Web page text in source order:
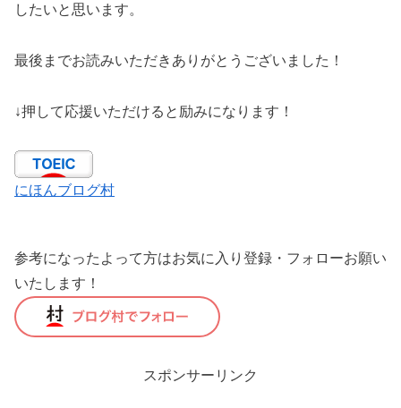
したいと思います。
最後までお読みいただきありがとうございました！
↓押して応援いただけると励みになります！
にほんブログ村
参考になったよって方はお気に入り登録・フォローお願い
いたします！
スポンサーリンク